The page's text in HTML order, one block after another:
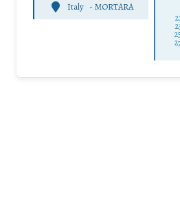
Italy -MORTARA